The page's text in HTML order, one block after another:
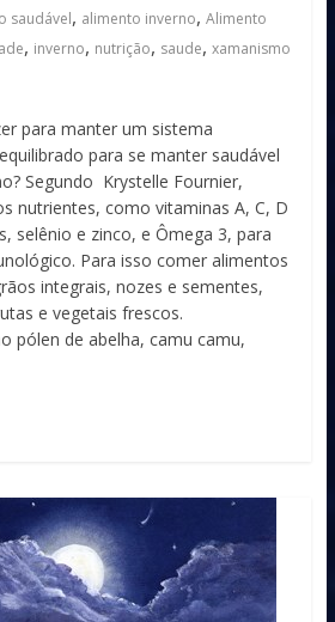
saudável, alimento inverno, Alimento
, inverno, nutrição, saude, xamanismo
para manter um sistema
para se manter saudável
Segundo Krystelle Fournier,
nutrientes, como vitaminas A, C, D
selênio e zinco, e Ômega 3, para
Para isso comer alimentos
integrais, nozes e sementes,
e vegetais frescos.
pólen de abelha, camu camu,